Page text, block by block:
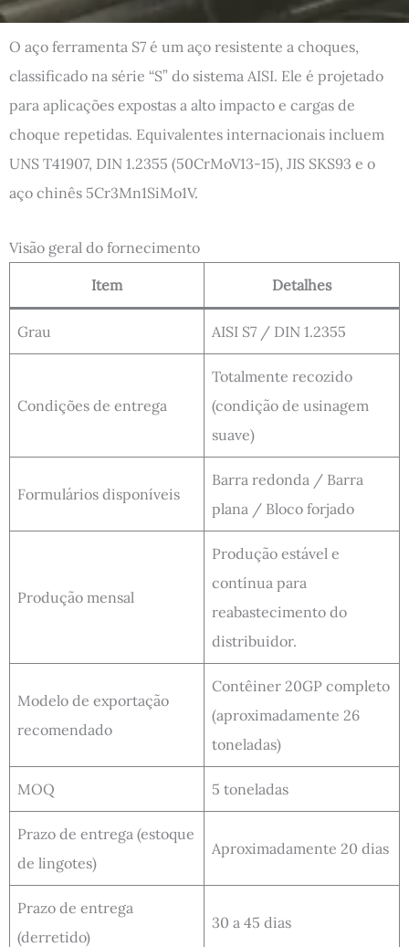
O aço ferramenta S7 é um aço resistente a choques,
classificado na série “S” do sistema AISI. Ele é projetado
para aplicações expostas a alto impacto e cargas de
choque repetidas. Equivalentes internacionais incluem
UNS T41907, DIN 1.2355 (50CrMoV13-15), JIS SKS93 e o
aço chinês 5Cr3Mn1SiMo1V.
Visão geral do fornecimento
Item Detalhes
Grau AISI S7 / DIN 1.2355
Condições de entrega
Totalmente recozido
(condição de usinagem
suave)
Formulários disponíveis
Barra redonda / Barra
plana / Bloco forjado
Produção mensal
Produção estável e
contínua para
reabastecimento do
distribuidor.
Modelo de exportação
recomendado
Contêiner 20GP completo
(aproximadamente 26
toneladas)
MOQ 5 toneladas
Prazo de entrega (estoque
de lingotes)
Aproximadamente 20 dias
Prazo de entrega
(derretido)
30 a 45 dias